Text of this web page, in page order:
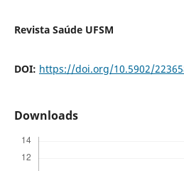
Revista Saúde UFSM
DOI: https://doi.org/10.5902/
Downloads